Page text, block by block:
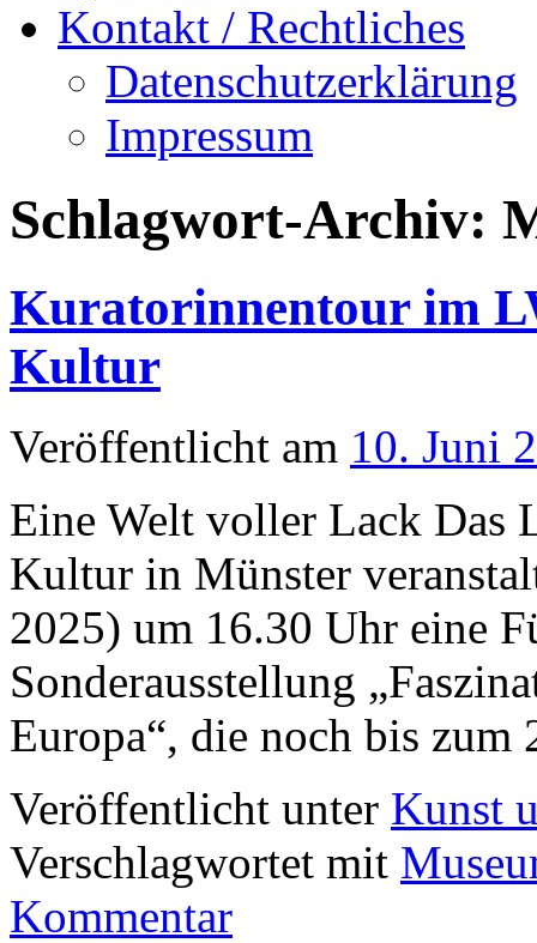
Kontakt / Rechtliches
Datenschutzerklärung
Impressum
Schlagwort-Archiv:
Kuratorinnentour im
Kultur
Veröffentlicht am 10. Juni
Eine Welt voller Lack Das
Kultur in Münster
2025) um 16.30 Uhr eine
Sonderausstellung
Europa“, die noch bis
Veröffentlicht unter Kunst
Verschlagwortet mit
Kommentar